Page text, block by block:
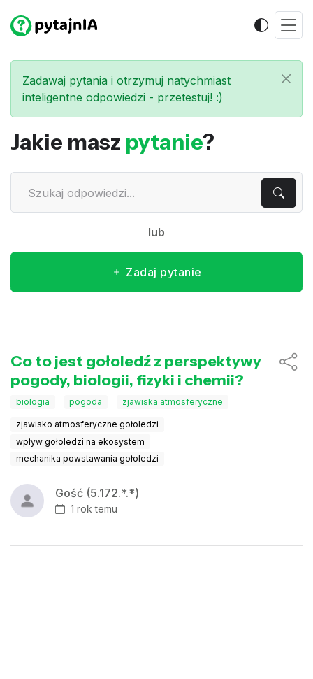
Zadawaj pytania i otrzymuj natychmiast
inteligentne odpowiedzi - przetestuj! :)
Jakie masz pytanie?
lub
Zadaj pytanie
Co to jest gołoledź z perspektywy
pogody, biologii, fizyki i chemii?
biologia pogoda zjawiska atmosferyczne
zjawisko atmosferyczne gołoledzi
wpływ gołoledzi na ekosystem
mechanika powstawania gołoledzi
Gość (5.172.*.*)
1 rok temu